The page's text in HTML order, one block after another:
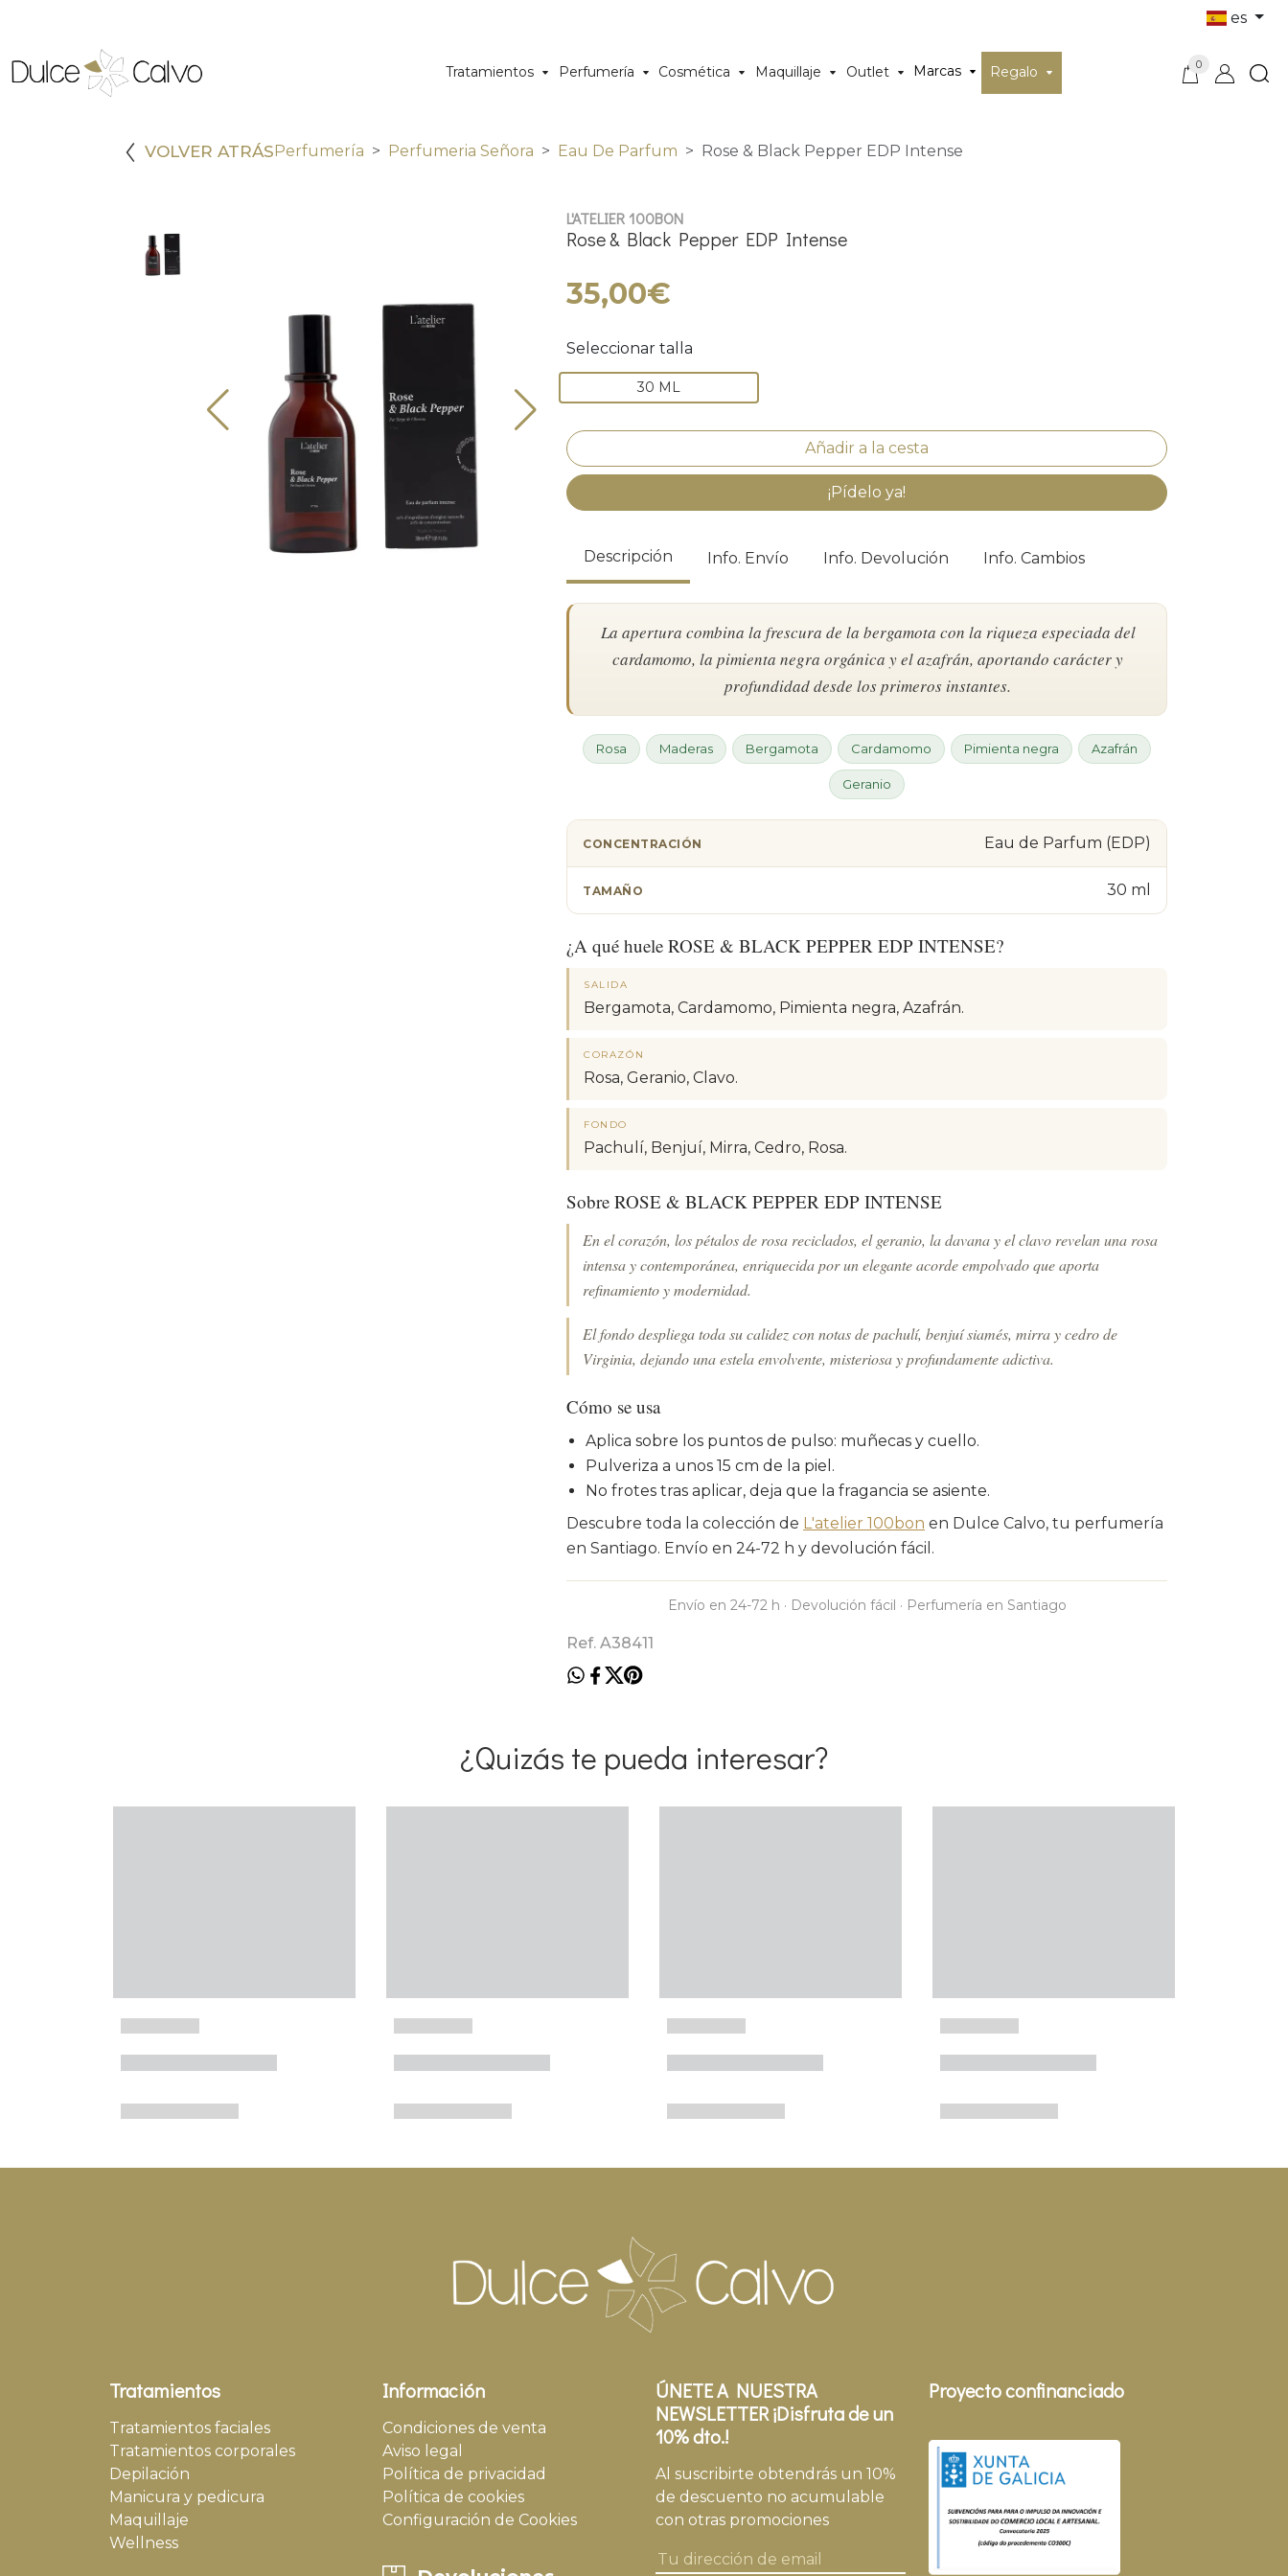
es
Tratamientos Perfumería Cosmética Maquillaje Outlet Marcas Regalo 0
VOLVER ATRÁSPerfumería Perfumeria Señora Eau De Parfum Rose & Black Pepper EDP Intense
L'ATELIER 100BON
Rose & Black Pepper EDP Intense
35,00€
Seleccionar talla
30 ML
¡Pídelo ya!
Descripción Info. Envío Info. Devolución Info. Cambios
La apertura combina la frescura de la bergamota con la riqueza especiada del
cardamomo, la pimienta negra orgánica y el azafrán, aportando carácter y
profundidad desde los primeros instantes.
Rosa Maderas Bergamota Cardamomo Pimienta negra Azafrán
Geranio
CONCENTRACIÓN Eau de Parfum (EDP)
TAMAÑO 30 ml
¿A qué huele ROSE & BLACK PEPPER EDP INTENSE?
SALIDA
Bergamota, Cardamomo, Pimienta negra, Azafrán.
CORAZÓN
Rosa, Geranio, Clavo.
FONDO
Pachulí, Benjuí, Mirra, Cedro, Rosa.
Sobre ROSE & BLACK PEPPER EDP INTENSE
En el corazón, los pétalos de rosa reciclados, el geranio, la davana y el clavo revelan una rosa
intensa y contemporánea, enriquecida por un elegante acorde empolvado que aporta
refinamiento y modernidad.
El fondo despliega toda su calidez con notas de pachulí, benjuí siamés, mirra y cedro de
Virginia, dejando una estela envolvente, misteriosa y profundamente adictiva.
Cómo se usa
Aplica sobre los puntos de pulso: muñecas y cuello.
Pulveriza a unos 15 cm de la piel.
No frotes tras aplicar, deja que la fragancia se asiente.
Descubre toda la colección de L'atelier 100bon en Dulce Calvo, tu perfumería
en Santiago. Envío en 24-72 h y devolución fácil.
Envío en 24-72 h · Devolución fácil · Perfumería en Santiago
Ref. A38411
¿Quizás te pueda interesar?
Tratamientos
Tratamientos faciales
Tratamientos corporales
Depilación
Manicura y pedicura
Maquillaje
Wellness
Información
Condiciones de venta
Aviso legal
Política de privacidad
Política de cookies
Configuración de Cookies
ÚNETE A NUESTRA
NEWSLETTER ¡Disfruta de un
10% dto.!
Al suscribirte obtendrás un 10%
de descuento no acumulable
con otras promociones
Proyecto confinanciado